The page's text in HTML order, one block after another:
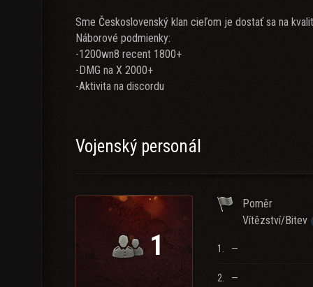
Sme Československý klan cieľom je dostať sa na
Náborové podmienky:
-1200wn8 recent 1800+
-DMG na X 2000+
-Aktivita na discordu
Vojenský personál
1
Poměr
Vítězství/Bitev
1. —
2. —